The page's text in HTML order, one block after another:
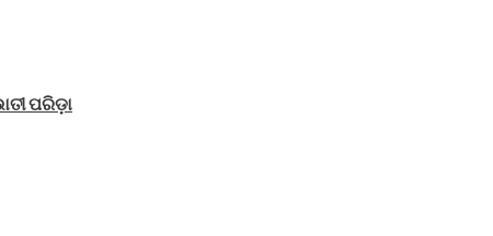
ପରିଡ଼ା